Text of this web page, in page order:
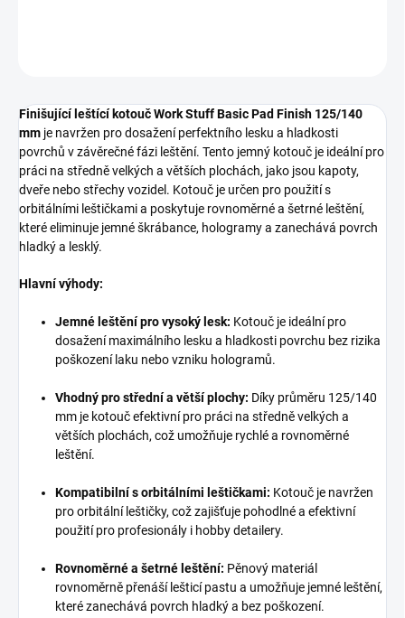
Finišující leštící kotouč Work Stuff Basic Pad Finish 125/140
mm je navržen pro dosažení perfektního lesku a hladkosti
povrchů v závěrečné fázi leštění. Tento jemný kotouč je ideální pro
práci na středně velkých a větších plochách, jako jsou kapoty,
dveře nebo střechy vozidel. Kotouč je určen pro použití s
orbitálními leštičkami a poskytuje rovnoměrné a šetrné leštění,
které eliminuje jemné škrábance, hologramy a zanechává povrch
hladký a lesklý.
Hlavní výhody:
Jemné leštění pro vysoký lesk: Kotouč je ideální pro
dosažení maximálního lesku a hladkosti povrchu bez rizika
poškození laku nebo vzniku hologramů.
Vhodný pro střední a větší plochy: Díky průměru 125/140
mm je kotouč efektivní pro práci na středně velkých a
větších plochách, což umožňuje rychlé a rovnoměrné
leštění.
Kompatibilní s orbitálními leštičkami: Kotouč je navržen
pro orbitální leštičky, což zajišťuje pohodlné a efektivní
použití pro profesionály i hobby detailery.
Rovnoměrné a šetrné leštění: Pěnový materiál
rovnoměrně přenáší lešticí pastu a umožňuje jemné leštění,
které zanechává povrch hladký a bez poškození.